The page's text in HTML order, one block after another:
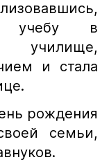
учебу в
училище,
и стала
рождения
семьи,